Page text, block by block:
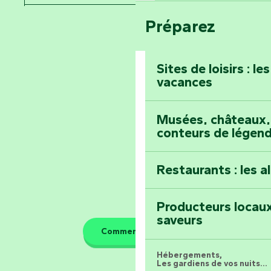
Maillezais
Montez au
Tout l'agenda
Préparez
Sites de loisirs :
vacances
Musées,
conteurs de
Restaurants : les
Producteurs
saveurs
Hébergements,
Les gardiens de vos nuits...
Comment venir ?